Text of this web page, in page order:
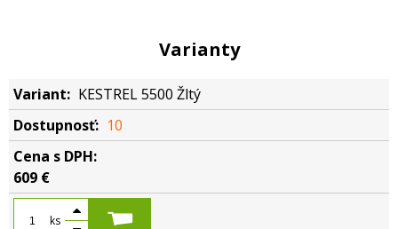
Varianty
KESTREL 5500 Žltý
10
609 €
ks